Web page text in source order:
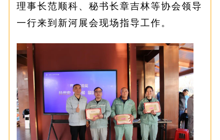
理事长范顺科、秘书长章吉林等协会领导
一行来到新河展会现场指导工作。